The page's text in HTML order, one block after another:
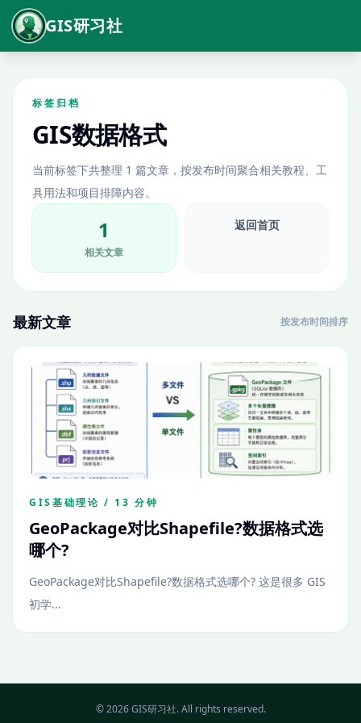
GIS研习社
标签归档
GIS数据格式
当前标签下共整理 1 篇文章，按发布时间聚合相关教程、工
具用法和项目排障内容。
1
相关文章
返回首页
最新文章 按发布时间排序
GIS基础理论 / 13 分钟
GeoPackage对比Shapefile?数据格式选
哪个?
GeoPackage对比Shapefile?数据格式选哪个? 这是很多 GIS
初学...
© 2026 GIS研习社. All rights reserved.